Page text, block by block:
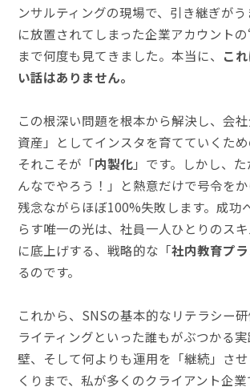
ンサルティングの現場で、引き継ぎが
に放置されてしまった企業アカウント
まで何度も見てきました。本当に、 こ
い話はありません。
この根深い問題を根本から解決し、会
資産」としてインスタを育てていくため
それこそが「内製化」です。しかし、
んなでやろう！」と熱意だけで号令をか
残念ながらほぼ100%失敗します。成功
らす唯一の光は、社員一人ひとりのス
に底上げする、戦略的な「社内教育プ
るのです。
これから、SNSの基本的なリテラシー
ライティングといった誰もがぶつかる
壁、そして何よりも運用を「継続」さ
くりまで、私が多くのクライアント企